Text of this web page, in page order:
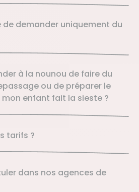
de demander uniquement du
à la nounou de faire du
ou de préparer le
enfant fait la sieste ?
tarifs ?
dans nos agences de